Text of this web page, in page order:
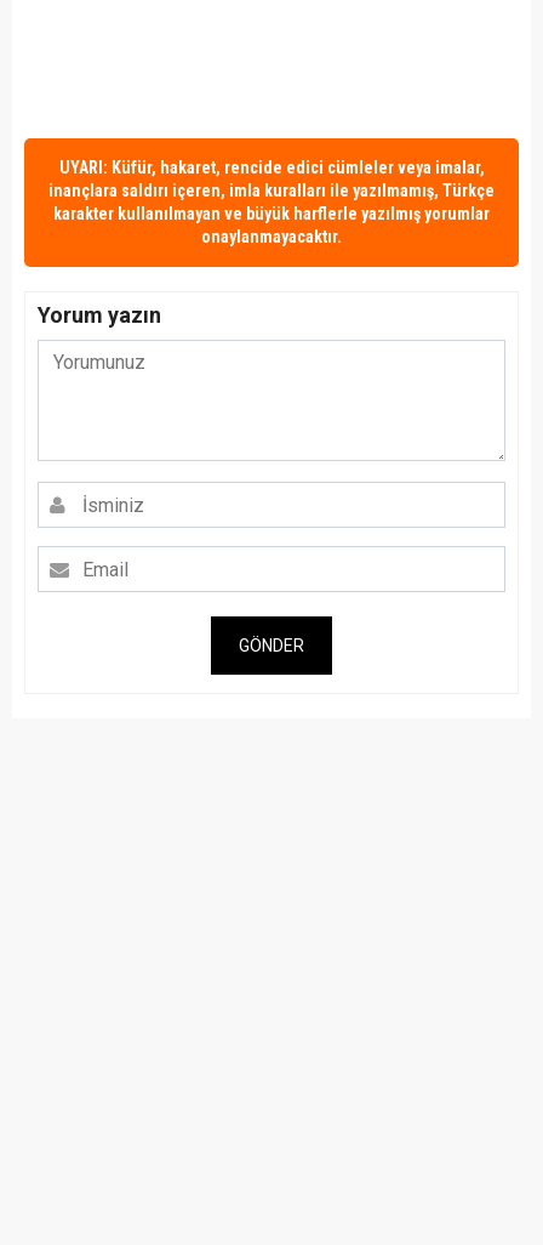
UYARI: Küfür, hakaret, rencide edici cümleler veya imalar,
inançlara saldırı içeren, imla kuralları ile yazılmamış, Türkçe
karakter kullanılmayan ve büyük harflerle yazılmış yorumlar
onaylanmayacaktır.
Yorum yazın
GÖNDER